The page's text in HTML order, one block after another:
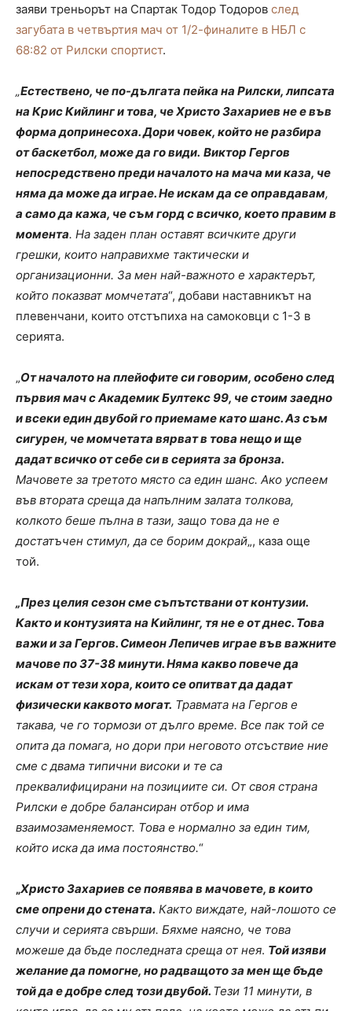
заяви треньорът на Спартак Тодор Тодоров след
загубата в четвъртия мач от 1/2-финалите в НБЛ с
68:82 от Рилски спортист.
„Естествено, че по-дългата пейка на Рилски, липсата
на Крис Кийлинг и това, че Христо Захариев не е във
форма допринесоха. Дори човек, който не разбира
от баскетбол, може да го види. Виктор Гергов
непосредствено преди началото на мача ми каза, че
няма да може да играе. Не искам да се оправдавам,
а само да кажа, че съм горд с всичко, което правим в
момента. На заден план оставят всичките други
грешки, които направихме тактически и
организационни. За мен най-важното е характерът,
който показват момчетата“, добави наставникът на
плевенчани, които отстъпиха на самоковци с 1-3 в
серията.
„От началото на плейофите си говорим, особено след
първия мач с Академик Бултекс 99, че стоим заедно
и всеки един двубой го приемаме като шанс. Аз съм
сигурен, че момчетата вярват в това нещо и ще
дадат всичко от себе си в серията за бронза.
Мачовете за третото място са един шанс. Ако успеем
във втората среща да напълним залата толкова,
колкото беше пълна в тази, защо това да не е
достатъчен стимул, да се борим докрай„, каза още
той.
„През целия сезон сме съпътствани от контузии.
Както и контузията на Кийлинг, тя не е от днес. Това
важи и за Гергов. Симеон Лепичев играе във важните
мачове по 37-38 минути. Няма какво повече да
искам от тези хора, които се опитват да дадат
физически каквото могат. Травмата на Гергов е
такава, че го тормози от дълго време. Все пак той се
опита да помага, но дори при неговото отсъствие ние
сме с двама типични високи и те са
преквалифицирани на позициите си. От своя страна
Рилски е добре балансиран отбор и има
взаимозаменяемост. Това е нормално за един тим,
който иска да има постоянство.“
„Христо Захариев се появява в мачовете, в които
сме опрени до стената. Както виждате, най-лошото се
случи и серията свърши. Бяхме наясно, че това
можеше да бъде последната среща от нея. Той изяви
желание да помогне, но радващото за мен ще бъде
той да е добре след този двубой. Тези 11 минути, в